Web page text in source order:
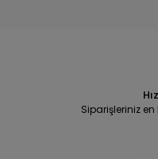
Siparişleriniz en